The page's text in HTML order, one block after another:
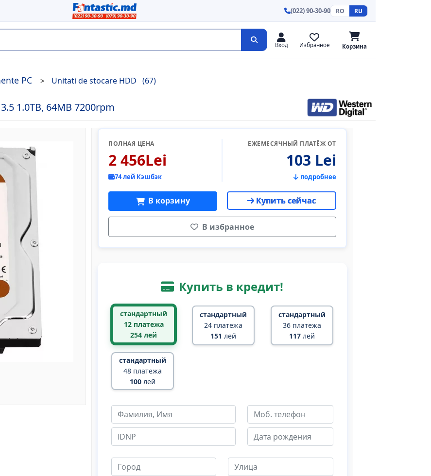
(022) 90-30-90 RO RU
Вход Избранное Корзина
PC Unitati de stocare HDD (67)
1.0TB, 64MB 7200rpm
ПОЛНАЯ ЦЕНА
2 456Lei
74 лей Кэшбэк
ЕЖЕМЕСЯЧНЫЙ ПЛАТЁЖ ОТ
103 Lei
подробнее
В корзину Купить сейчас
В избранное
Купить в кредит!
стандартный
12 платежа
254 лей
стандартный
24 платежа
151 лей
стандартный
36 платежа
117лей
стандартный
48 платежа
100 лей